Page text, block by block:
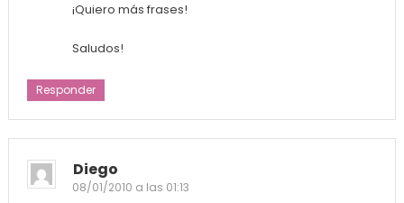
¡Quiero más frases!
Saludos!
Responder
Diego
08/01/2010 a las 01:13